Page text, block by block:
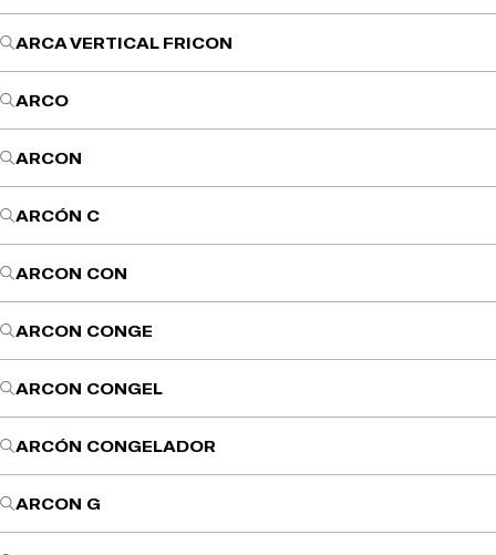
ARCA VERTICAL FRICON
ARCO
ARCON
ARCÓN C
ARCON CON
ARCON CONGE
ARCON CONGEL
ARCÓN CONGELADOR
ARCON G